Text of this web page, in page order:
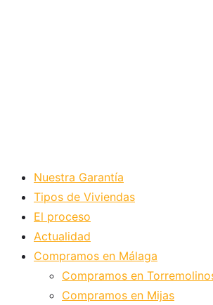
Nuestra Garantía
Tipos de Viviendas
El proceso
Actualidad
Compramos en Málaga
Compramos en
Compramos en Mijas